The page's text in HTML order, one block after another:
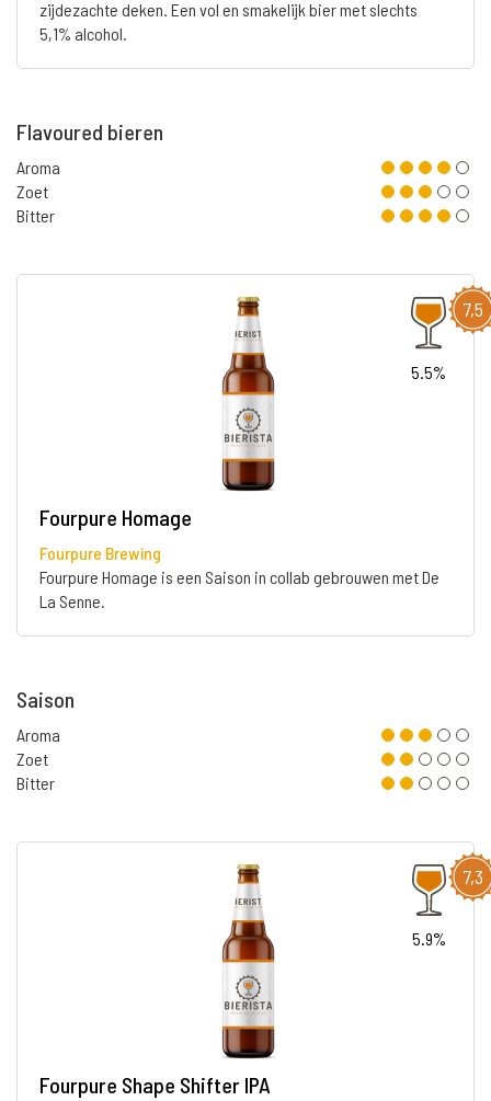
zijdezachte deken. Een vol en smakelijk bier met slechts
5,1% alcohol.
Flavoured bieren
Aroma
Zoet
Bitter
7,5
5.5%
Fourpure Homage
Fourpure Brewing
Fourpure Homage is een Saison in collab gebrouwen met De
La Senne.
Saison
Aroma
Zoet
Bitter
7,3
5.9%
Fourpure Shape Shifter IPA